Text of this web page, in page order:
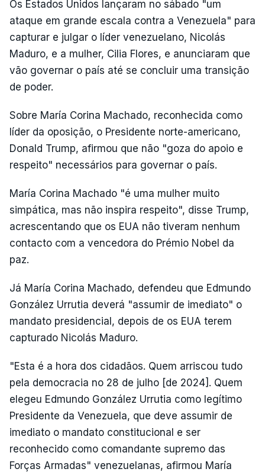
Os Estados Unidos lançaram no sábado "um
ataque em grande escala contra a Venezuela" para
capturar e julgar o líder venezuelano, Nicolás
Maduro, e a mulher, Cilia Flores, e anunciaram que
vão governar o país até se concluir uma transição
de poder.
Sobre María Corina Machado, reconhecida como
líder da oposição, o Presidente norte-americano,
Donald Trump, afirmou que não "goza do apoio e
respeito" necessários para governar o país.
María Corina Machado "é uma mulher muito
simpática, mas não inspira respeito", disse Trump,
acrescentando que os EUA não tiveram nenhum
contacto com a vencedora do Prémio Nobel da
paz.
Já María Corina Machado, defendeu que Edmundo
González Urrutia deverá "assumir de imediato" o
mandato presidencial, depois de os EUA terem
capturado Nicolás Maduro.
"Esta é a hora dos cidadãos. Quem arriscou tudo
pela democracia no 28 de julho [de 2024]. Quem
elegeu Edmundo González Urrutia como legítimo
Presidente da Venezuela, que deve assumir de
imediato o mandato constitucional e ser
reconhecido como comandante supremo das
Forças Armadas" venezuelanas, afirmou María